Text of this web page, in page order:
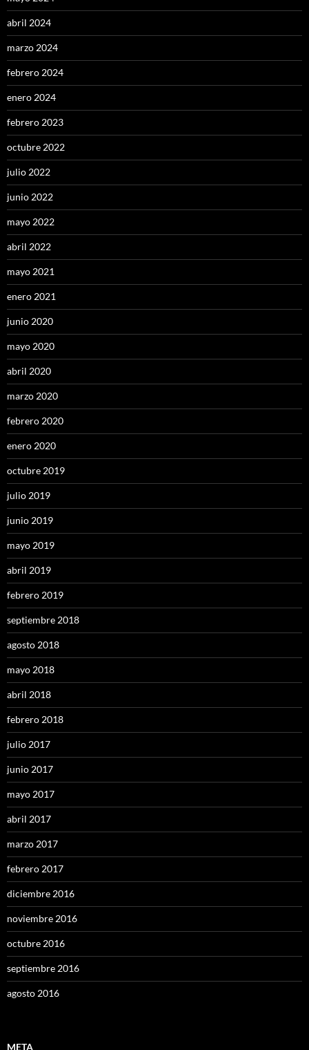
abril 2024
marzo 2024
febrero 2024
enero 2024
febrero 2023
octubre 2022
julio 2022
junio 2022
mayo 2022
abril 2022
mayo 2021
enero 2021
junio 2020
mayo 2020
abril 2020
marzo 2020
febrero 2020
enero 2020
octubre 2019
julio 2019
junio 2019
mayo 2019
abril 2019
febrero 2019
septiembre 2018
agosto 2018
mayo 2018
abril 2018
febrero 2018
julio 2017
junio 2017
mayo 2017
abril 2017
marzo 2017
febrero 2017
diciembre 2016
noviembre 2016
octubre 2016
septiembre 2016
agosto 2016
META